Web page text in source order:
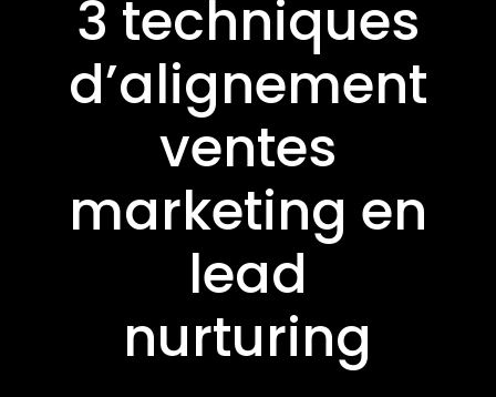
3 techniques
d’alignement
ventes
marketing en
lead
nurturing